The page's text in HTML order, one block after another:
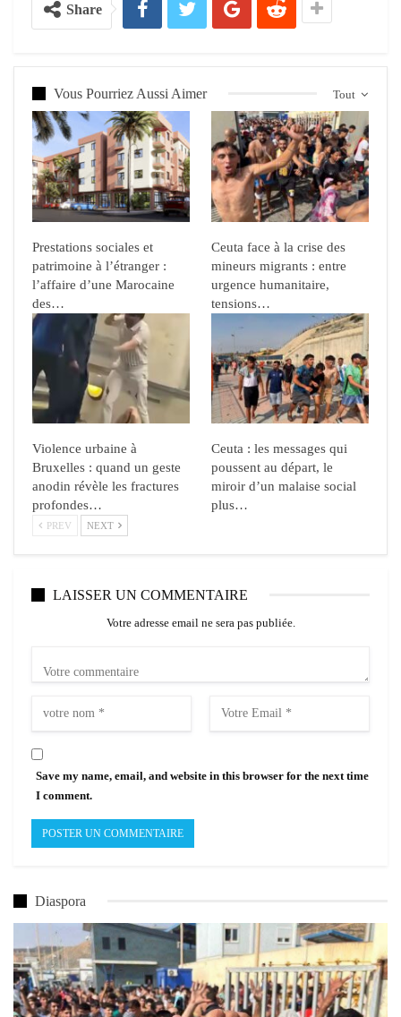
Share
Tout
Vous Pourriez Aussi Aimer
Prestations sociales et
patrimoine à l’étranger :
l’affaire d’une Marocaine
des…
Ceuta face à la crise des
mineurs migrants : entre
urgence humanitaire,
tensions…
Violence urbaine à
Bruxelles : quand un geste
anodin révèle les fractures
profondes…
Ceuta : les messages qui
poussent au départ, le
miroir d’un malaise social
plus…
PREV NEXT
LAISSER UN COMMENTAIRE
Votre adresse email ne sera pas publiée.
Save my name, email, and website in this browser for the next time
I comment.
Diaspora